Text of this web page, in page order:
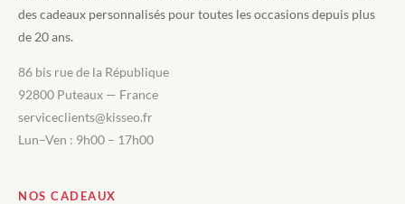
des cadeaux personnalisés pour toutes les occasions depuis plus
de 20 ans.
86 bis rue de la République
92800 Puteaux — France
serviceclients@kisseo.fr
Lun–Ven : 9h00 – 17h00
NOS CADEAUX